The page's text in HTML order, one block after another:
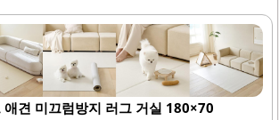
도와주며, 다양한 촉감 놀이를 즐길 수 있
다. 매트의 크기는 넉넉하여 5살 아이가 누
제공하며, 거실이나 베란다 등 다양한 장
이식 디자인으로 공간을 절약할 수 있으
때는 간편하게 접어서 보관할 수 있습니다.
애견 미끄럼방지 러그 거실 180×70